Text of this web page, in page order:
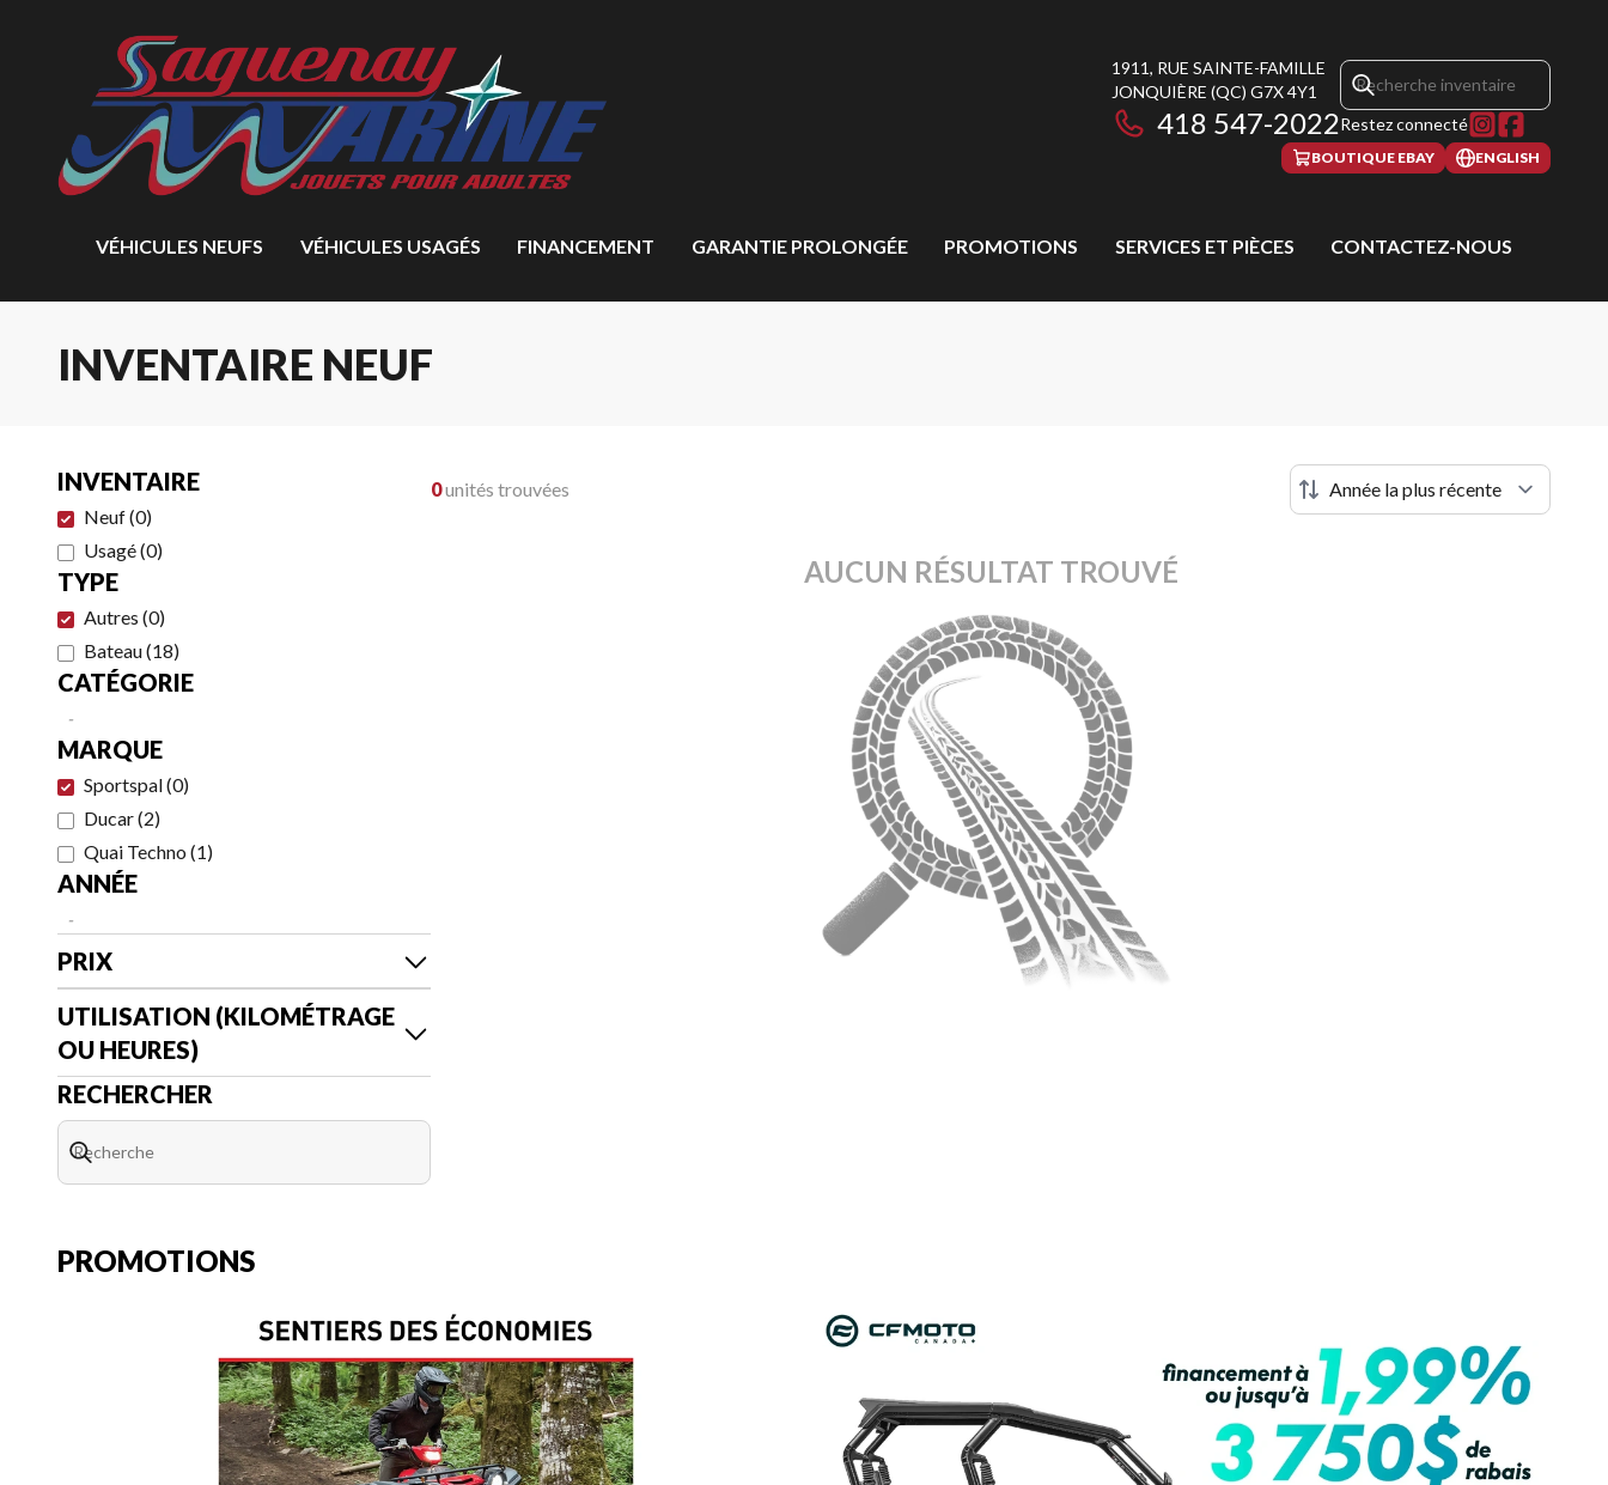
1911, RUE SAINTE-FAMILLE
JONQUIÈRE (QC) G7X 4Y1
418 547-2022Restez connecté
BOUTIQUE EBAY ENGLISH
VÉHICULES NEUFS VÉHICULES USAGÉS FINANCEMENT GARANTIE PROLONGÉE PROMOTIONS SERVICES ET PIÈCES CONTACTEZ-NOUS
INVENTAIRE NEUF
INVENTAIRE
Neuf(0)
Usagé(0)
TYPE
Autres (0)
Bateau(18)
CATÉGORIE
-
MARQUE
Sportspal(0)
Ducar(2)
Quai Techno (1)
ANNÉE
-
PRIX
UTILISATION (KILOMÉTRAGE
OU HEURES)
RECHERCHER
0unités trouvées
AUCUN RÉSULTAT TROUVÉ
PROMOTIONS